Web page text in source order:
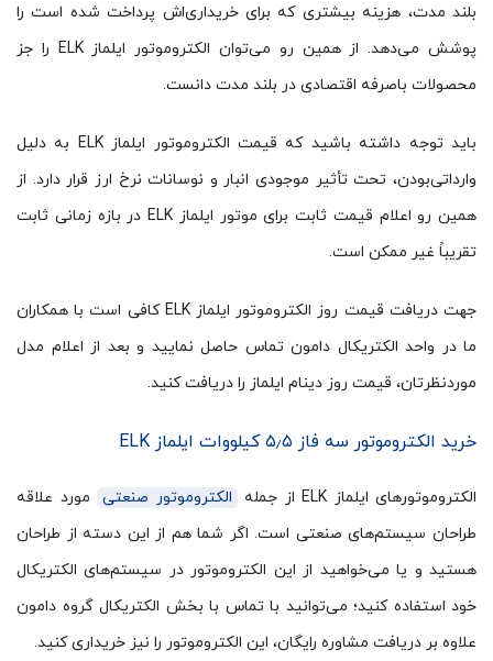
بلند مدت، هزینه بیشتری که برای خریداری‌اش پرداخت شده است را
پوشش می‌دهد. از همین رو می‌توان الکتروموتور ایلماز ELK را جز
محصولات باصرفه اقتصادی در بلند مدت دانست.
باید توجه داشته باشید که قیمت الکتروموتور ایلماز ELK به دلیل
وارداتی‌بودن، تحت تأثیر موجودی انبار و نوسانات نرخ ارز قرار دارد. از
همین رو اعلام قیمت ثابت برای موتور ایلماز ELK در بازه زمانی ثابت
تقریباً غیر ممکن است.
جهت دریافت قیمت روز الکتروموتور ایلماز ELK کافی است با همکاران
ما در واحد الکتریکال دامون تماس حاصل نمایید و بعد از اعلام مدل
موردنظرتان، قیمت روز دینام ایلماز را دریافت کنید.
خرید الکتروموتور سه فاز ۵٫۵ کیلووات ایلماز ELK
الکتروموتورهای ایلماز ELK از جمله الکتروموتور صنعتی
مورد علاقه
طراحان سیستم‌های صنعتی است. اگر شما هم از این دسته از طراحان
هستید و یا می‌خواهید از این الکتروموتور در سیستم‌های الکتریکال
خود استفاده کنید؛ می‌توانید با تماس با بخش الکتریکال گروه دامون
علاوه بر دریافت مشاوره رایگان، این الکتروموتور را نیز خریداری کنید.